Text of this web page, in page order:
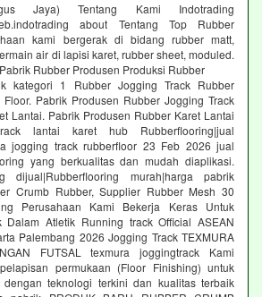
Jaya) Tentang Kami Indotrading
about Tentang Top Rubber
kami bergerak di bidang rubber matt,
air di lapisi karet, rubber sheet, moduled.
Rubber Produsen Produksi Rubber
kategori 1 Rubber Jogging Track Rubber
Pabrik Produsen Rubber Jogging Track
Lantai. Pabrik Produsen Rubber Karet Lantai
lantai karet hub Rubberflooring|jual
jogging track rubberfloor 23 Feb 2026 jual
yang berkualitas dan mudah diaplikasi.
dijual|Rubberflooring murah|harga pabrik
Crumb Rubber, Supplier Rubber Mesh 30
Perusahaan Kami Bekerja Keras Untuk
Dalam Atletik Running track Official ASEAN
Palembang 2026 Jogging Track TEXMURA
FUTSAL texmura joggingtrack Kami
permukaan (Floor Finishing) untuk
teknologi terkini dan kualitas terbaik